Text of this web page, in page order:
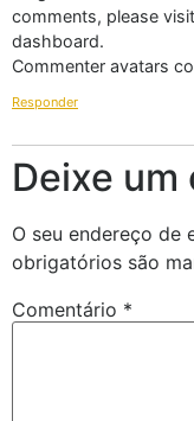
comments, please
dashboard.
Commenter avatars
Responder
Deixe
O seu endereço de
obrigatórios são
Comentário *